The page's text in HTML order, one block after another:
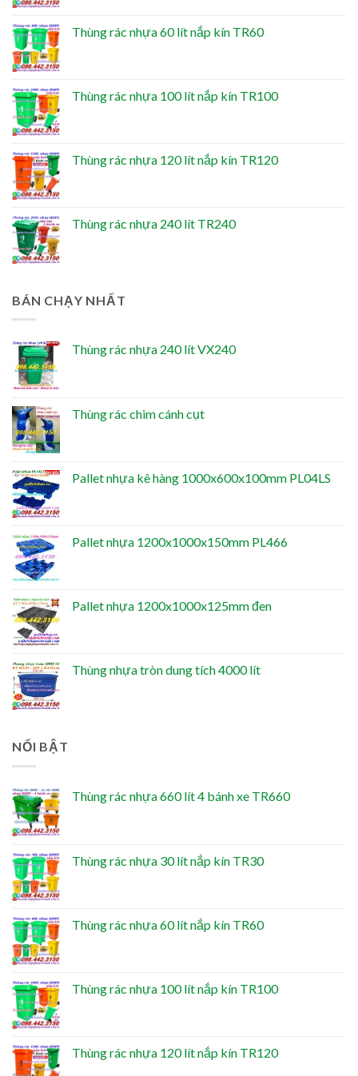
Thùng rác nhựa 60 lít nắp kín TR60
Thùng rác nhựa 100 lít nắp kín TR100
Thùng rác nhựa 120 lít nắp kín TR120
Thùng rác nhựa 240 lít TR240
BÁN CHẠY NHẤT
Thùng rác nhựa 240 lít VX240
Thùng rác chim cánh cụt
Pallet nhựa kê hàng 1000x600x100mm PL04LS
Pallet nhựa 1200x1000x150mm PL466
Pallet nhựa 1200x1000x125mm đen
Thùng nhựa tròn dung tích 4000 lít
NỔI BẬT
Thùng rác nhựa 660 lít 4 bánh xe TR660
Thùng rác nhựa 30 lít nắp kín TR30
Thùng rác nhựa 60 lít nắp kín TR60
Thùng rác nhựa 100 lít nắp kín TR100
Thùng rác nhựa 120 lít nắp kín TR120